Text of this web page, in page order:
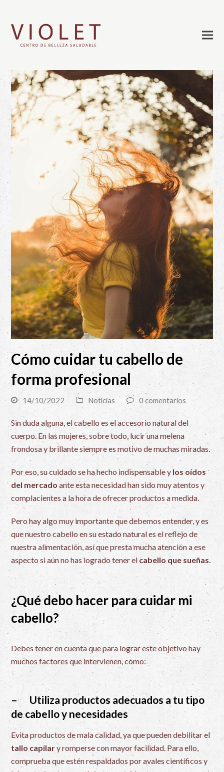
Cómo cuidar tu cabello de
forma profesional
14/10/2022 Noticias 0 comentarios
Sin duda alguna, el cabello es el accesorio natural del
cuerpo. En las mujeres, sobre todo, lucir una melena
frondosa y brillante siempre es motivo de muchas miradas.
Por eso, su cuidado se ha hecho indispensable y los oídos
del mercado ante esta necesidad han sido muy atentos y
complacientes a la hora de ofrecer productos a medida.
Pero hay algo muy importante que debemos entender, y es
que nuestro cabello en su estado natural es el reflejo de
nuestra alimentación, así que presta mucha atención a ese
aspecto si aún no has logrado tener el cabello que sueñas
¿Qué debo hacer para cuidar mi
cabello?
Debes tener en cuenta que para lograr este objetivo hay
muchos factores que intervienen, como:
– Utiliza productos adecuados a tu tipo
de cabello y necesidades
Evita productos de mala calidad, ya que pueden debilitar el
tallo capilary romperse con mayor facilidad. Para ello,
comprueba que estén respaldados por avales científicos y